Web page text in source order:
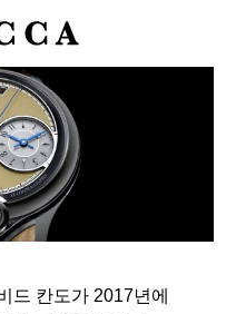
드 칸도가 2017년에